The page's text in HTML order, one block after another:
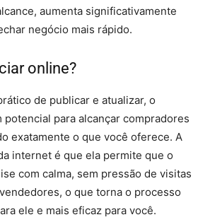
aumenta significativamente
negócio mais rápido.
online?
de publicar e atualizar, o
para alcançar compradores
exatamente o que você oferece. A
internet é que ela permite que o
com calma, sem pressão de visitas
o que torna o processo
ele e mais eficaz para você.